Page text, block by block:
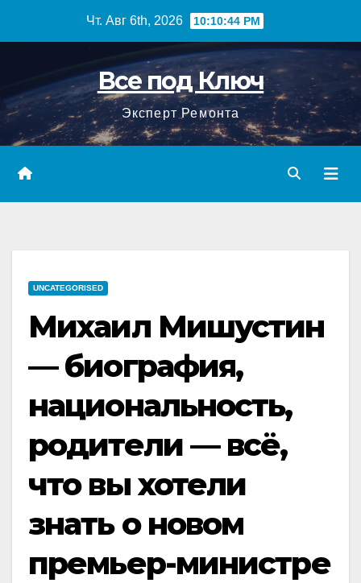
Чт. Авг 6th, 2026 10:10:45 PM
Все под Ключ
Эксперт Ремонта
UNCATEGORISED
Михаил Мишустин
— биография,
национальность,
родители — всё,
что вы хотели
знать о новом
премьер-министре